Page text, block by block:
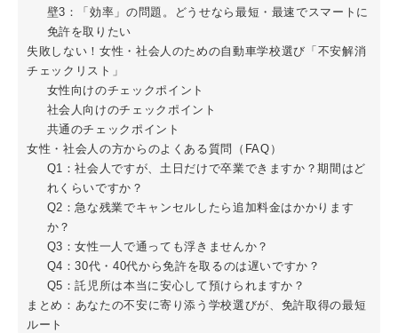
壁3：「効率」の問題。どうせなら最短・最速でスマートに
免許を取りたい
失敗しない！女性・社会人のための自動車学校選び「不安解消
チェックリスト」
女性向けのチェックポイント
社会人向けのチェックポイント
共通のチェックポイント
女性・社会人の方からのよくある質問（FAQ）
Q1：社会人ですが、土日だけで卒業できますか？期間はど
れくらいですか？
Q2：急な残業でキャンセルしたら追加料金はかかります
か？
Q3：女性一人で通っても浮きませんか？
Q4：30代・40代から免許を取るのは遅いですか？
Q5：託児所は本当に安心して預けられますか？
まとめ：あなたの不安に寄り添う学校選びが、免許取得の最短
ルート